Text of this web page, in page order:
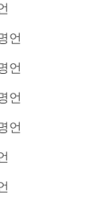
언
언
언
언